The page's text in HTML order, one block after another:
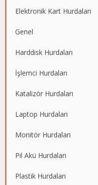
Elektronik Kart Hurdaları
Genel
Harddisk Hurdaları
İşlemci Hurdaları
Katalizör Hurdaları
Laptop Hurdaları
Monitör Hurdaları
Pil Akü Hurdaları
Plastik Hurdaları